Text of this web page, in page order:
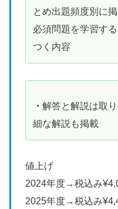
とめ出題頻度別に
必須問題を学習す
つく内容
・ 解答と解説は取
細な解説も掲載
値上げ
2024年度→税込み
2025年度→税込み